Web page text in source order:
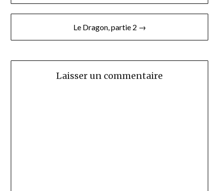
l’article
Le Dragon, partie 2 →
Laisser un commentaire